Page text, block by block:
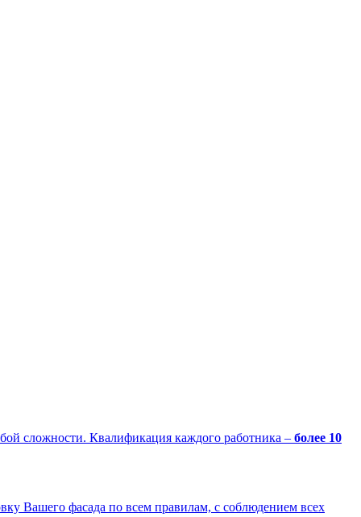
сложности. Квалификация каждого работника – более 10
фасада по всем правилам, с соблюдением всех